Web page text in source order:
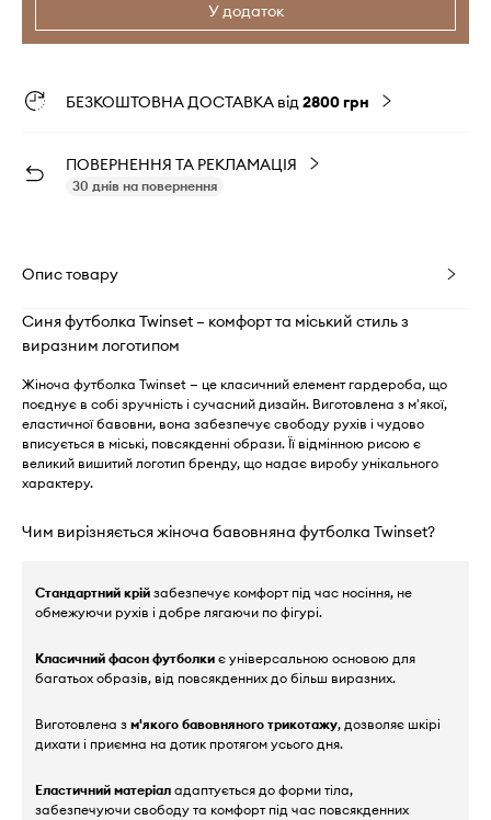
У додаток
БЕЗКОШТОВНА ДОСТАВКА від2800 грн
ПОВЕРНЕННЯ ТА РЕКЛАМАЦІЯ
30 днів на повернення
Опис товару
Синя футболка Twinset – комфорт та міський стиль з
виразним логотипом
Жіноча футболка Twinset — це класичний елемент гардероба, що
поєднує в собі зручність і сучасний дизайн. Виготовлена з м'якої,
еластичної бавовни, вона забезпечує свободу рухів і чудово
вписується в міські, повсякденні образи. Її відмінною рисою є
великий вишитий логотип бренду, що надає виробу унікального
характеру.
Чим вирізняється жіноча бавовняна футболка Twinset?
Стандартний крій забезпечує комфорт під час носіння, не
обмежуючи рухів і добре лягаючи по фігурі.
Класичний фасон футболки є універсальною основою для
багатьох образів, від повсякденних до більш виразних.
Виготовлена з м'якого бавовняного трикотажу, дозволяє шкірі
дихати і приємна на дотик протягом усього дня.
Еластичний матеріал адаптується до форми тіла,
забезпечуючи свободу та комфорт під час повсякденних